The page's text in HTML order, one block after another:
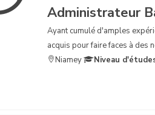
Administrateur
Ayant cumulé d'amples
acquis pour faire faces à des
Niamey
Niveau